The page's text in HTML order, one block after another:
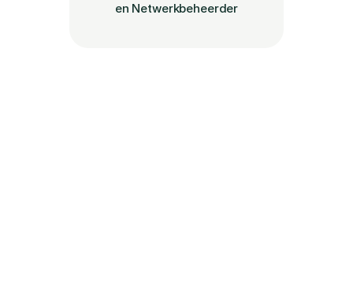
en Netwerkbeheerder